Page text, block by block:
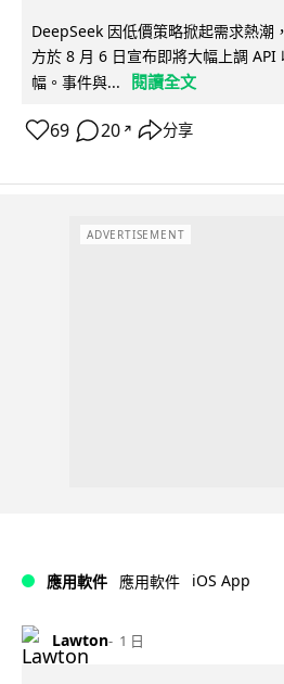
DeepSeek 因低價策略掀起需求熱潮
方於 8 月 6 日宣布即將大幅上調 API
幅。事件與...
閱讀全文
69 20 ↗ 分享
ADVERTISEMENT
應用軟件 應用軟件 iOS App
Lawton 1 日